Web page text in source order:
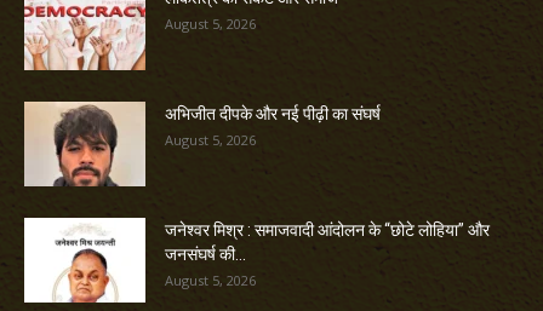
August 5, 2026
अभिजीत दीपके और नई पीढ़ी का संघर्ष
August 5, 2026
जनेश्वर मिश्र : समाजवादी आंदोलन के “छोटे लोहिया” और
जनसंघर्ष की...
August 5, 2026